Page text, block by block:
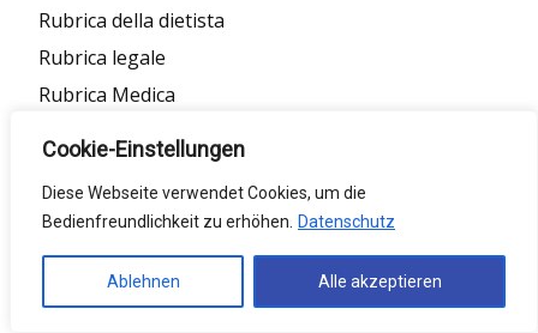
Cookie-Einstellungen
Diese Webseite verwendet Cookies, um die
Bedienfreundlichkeit zu erhöhen.
Datenschutz
Ablehnen Alle akzeptieren
Rubrica della dietista
Rubrica legale
Rubrica Medica
Rubrica teologica
Scelta del redattore